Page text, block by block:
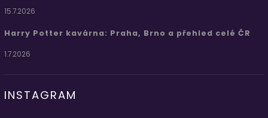
15.7.2026
Harry Potter kavárna: Praha, Brno a přehled celé ČR
1.7.2026
INSTAGRAM